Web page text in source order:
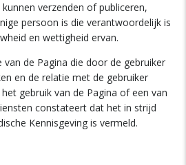
verzenden of publiceren,
persoon is die verantwoordelijk is
en wettigheid ervan.
de Pagina die door de gebruiker
en de relatie met de gebruiker
gebruik van de Pagina of een van
constateert dat het in strijd
Kennisgeving is vermeld.